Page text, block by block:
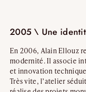
2005 \ Une
En 2006, Alain Ellouz
modernité. Il associe
et innovation
Très vite, l’atelier